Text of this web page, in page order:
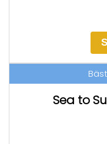
Sea to